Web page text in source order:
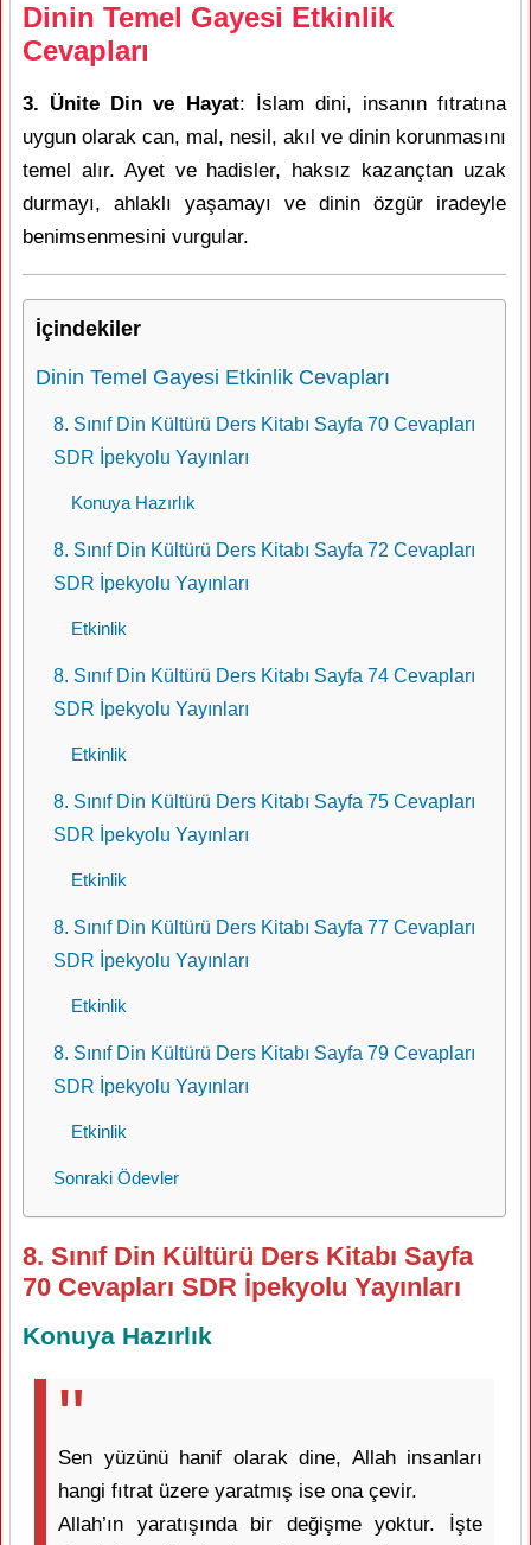
Dinin Temel Gayesi Etkinlik
Cevapları
3. Ünite Din ve Hayat: İslam dini, insanın fıtratına
uygun olarak can, mal, nesil, akıl ve dinin korunmasını
temel alır. Ayet ve hadisler, haksız kazançtan uzak
durmayı, ahlaklı yaşamayı ve dinin özgür iradeyle
benimsenmesini vurgular.
İçindekiler
Dinin Temel Gayesi Etkinlik Cevapları
8. Sınıf Din Kültürü Ders Kitabı Sayfa 70 Cevapları
SDR İpekyolu Yayınları
Konuya Hazırlık
8. Sınıf Din Kültürü Ders Kitabı Sayfa 72 Cevapları
SDR İpekyolu Yayınları
Etkinlik
8. Sınıf Din Kültürü Ders Kitabı Sayfa 74 Cevapları
SDR İpekyolu Yayınları
Etkinlik
8. Sınıf Din Kültürü Ders Kitabı Sayfa 75 Cevapları
SDR İpekyolu Yayınları
Etkinlik
8. Sınıf Din Kültürü Ders Kitabı Sayfa 77 Cevapları
SDR İpekyolu Yayınları
Etkinlik
8. Sınıf Din Kültürü Ders Kitabı Sayfa 79 Cevapları
SDR İpekyolu Yayınları
Etkinlik
Sonraki Ödevler
8. Sınıf Din Kültürü Ders Kitabı Sayfa
70 Cevapları SDR İpekyolu Yayınları
Konuya Hazırlık
Sen yüzünü hanif olarak dine, Allah insanları
hangi fıtrat üzere yaratmış ise ona çevir.
Allah’ın yaratışında bir değişme yoktur. İşte